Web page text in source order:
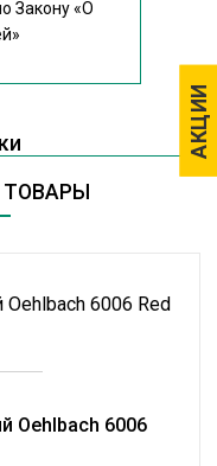
АКЦИИ
АКЦИИ
Закону«О
Oehlbach 6006